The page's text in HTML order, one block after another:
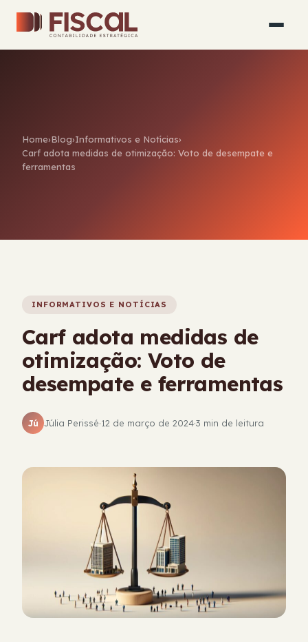
Home›Blog›Informativos e Notícias›
Carf adota medidas de otimização: Voto de desempate e
ferramentas
INFORMATIVOS E NOTÍCIAS
Carf adota medidas de
otimização: Voto de
desempate e ferramentas
Jú Júlia Perissé·12 de março de 2024·3 min de leitura